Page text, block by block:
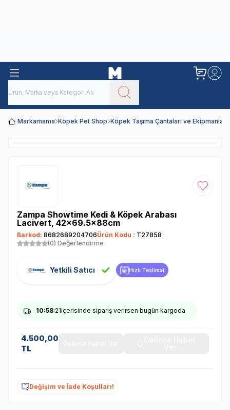
Markamama Köpek Pet Shop Köpek Taşıma Çantaları ve Ekipmanları
Favoriye
Zampa Showtime Kedi & Köpek Arabası
Lacivert, 42x69.5x88cm
Barkod: 8682689204706Ürün Kodu : T27858
(0) Değerlendirme
Yetkili Satıcı Hızlı Teslimat
10:58:21içerisinde sipariş verirsen bugün kargoda
4.500,00
TL
Değişim ve İade Koşulları!